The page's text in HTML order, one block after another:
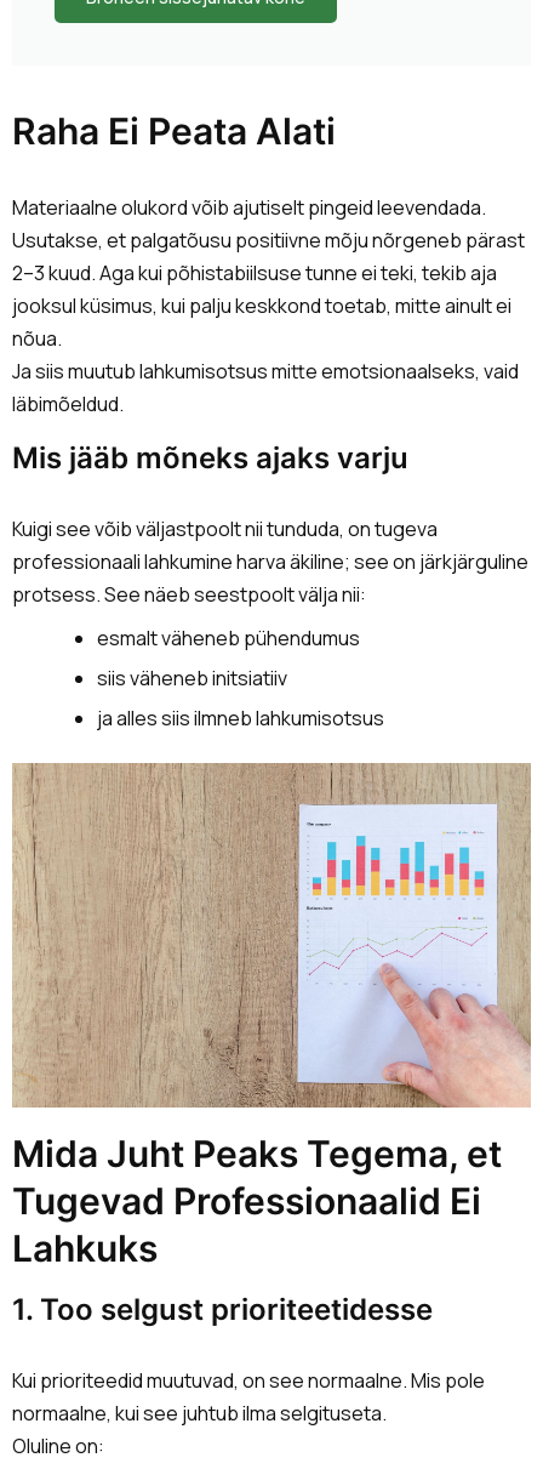
Raha Ei Peata Alati
Materiaalne olukord võib ajutiselt pingeid leevendada.
Usutakse, et palgatõusu positiivne mõju nõrgeneb pärast
2–3 kuud. Aga kui põhistabiilsuse tunne ei teki, tekib aja
jooksul küsimus, kui palju keskkond toetab, mitte ainult ei
nõua.
Ja siis muutub lahkumisotsus mitte emotsionaalseks, vaid
läbimõeldud.
Mis jääb mõneks ajaks varju
Kuigi see võib väljastpoolt nii tunduda, on tugeva
professionaali lahkumine harva äkiline; see on järkjärguline
protsess. See näeb seestpoolt välja nii:
esmalt väheneb pühendumus
siis väheneb initsiatiiv
ja alles siis ilmneb lahkumisotsus
Mida Juht Peaks Tegema, et
Tugevad Professionaalid Ei
Lahkuks
1. Too selgust prioriteetidesse
Kui prioriteedid muutuvad, on see normaalne. Mis pole
normaalne, kui see juhtub ilma selgituseta.
Oluline on: